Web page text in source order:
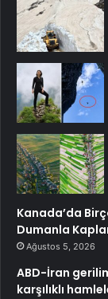
Kanada’da
Dumanla
Ağustos 5, 2026
ABD-İran
karşılıklı